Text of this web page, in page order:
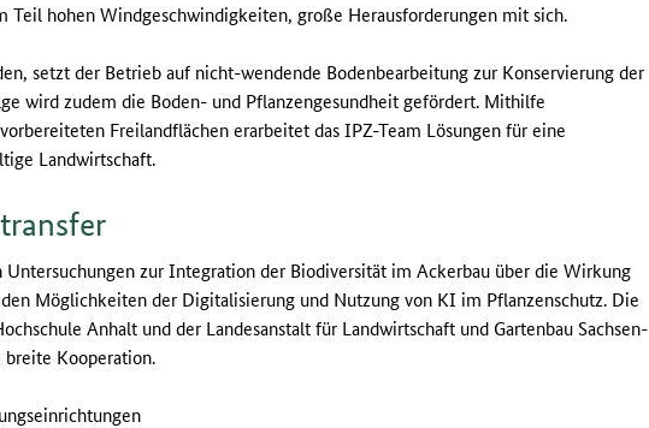
hohen Windgeschwindigkeiten, große Herausforderungen mit sich.
setzt der Betrieb auf nicht-wendende Bodenbearbeitung zur Konservierung der
wird zudem die Boden- und Pflanzengesundheit gefördert. Mithilfe
Freilandflächen erarbeitet das IPZ-Team Lösungen für eine
Landwirtschaft.
zur Integration der Biodiversität im Ackerbau über die Wirkung
Möglichkeiten der Digitalisierung und Nutzung von KI im Pflanzenschutz. Die
Anhalt und der Landesanstalt für Landwirtschaft und Gartenbau Sachsen-
Kooperation.